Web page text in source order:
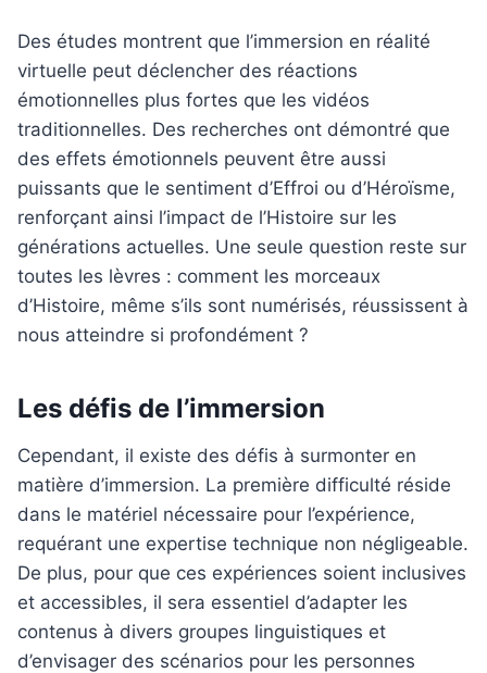
Des études montrent que l’immersion en réalité
virtuelle peut déclencher des réactions
émotionnelles plus fortes que les vidéos
traditionnelles. Des recherches ont démontré que
des effets émotionnels peuvent être aussi
puissants que le sentiment d’Effroi ou d’Héroïsme,
renforçant ainsi l’impact de l’Histoire sur les
générations actuelles. Une seule question reste sur
toutes les lèvres : comment les morceaux
d’Histoire, même s’ils sont numérisés, réussissent à
nous atteindre si profondément ?
Les défis de l’immersion
Cependant, il existe des défis à surmonter en
matière d’immersion. La première difficulté réside
dans le matériel nécessaire pour l’expérience,
requérant une expertise technique non négligeable.
De plus, pour que ces expériences soient inclusives
et accessibles, il sera essentiel d’adapter les
contenus à divers groupes linguistiques et
d’envisager des scénarios pour les personnes